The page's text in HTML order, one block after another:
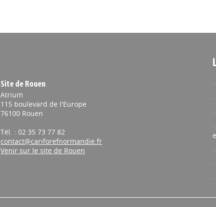
Site de Rouen
Atrium
115 boulevard de l'Europe
76100 Rouen
Tél. : 02 35 73 77 82
contact@cariforefnormandie.fr
Venir sur le site de Rouen